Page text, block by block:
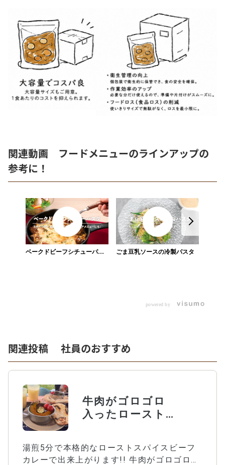
関連動画 フードメニューのラインアップの
参考に！
ベークドビーフシチューパス
ごま豆乳ソースの冷製パスタ
powered by
関連投稿 社員のおすすめ
牛肉がゴロゴロ
入ったロースト
湯煎5分で本格的なローストスパイスビーフ
カレーで出来上がります!! 牛肉がゴロゴロ入